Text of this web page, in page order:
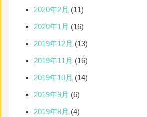
2020年2月 (11)
2020年1月 (16)
2019年12月 (13)
2019年11月 (16)
2019年10月 (14)
2019年9月 (6)
2019年8月 (4)